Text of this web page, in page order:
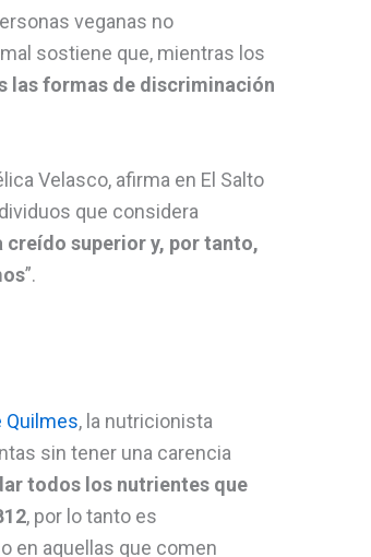
veganas no
sostiene que, mientras los
las formas de discriminación
Velasco, afirma en El Salto
que considera
creído superior y, por tanto,
”.
Quilmes, la nutricionista
sin tener una carencia
todos los nutrientes que
, por lo tanto es
en aquellas que comen